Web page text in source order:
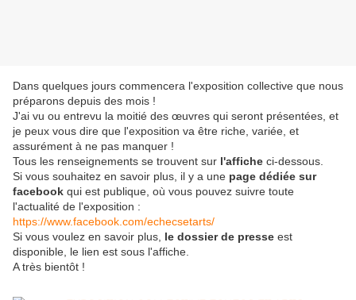
Dans quelques jours commencera l'exposition collective que nous
préparons depuis des mois !
J'ai vu ou entrevu la moitié des œuvres qui seront présentées, et
je peux vous dire que l'exposition va être riche, variée, et
assurément à ne pas manquer !
Tous les renseignements se trouvent sur l'affiche ci-dessous.
Si vous souhaitez en savoir plus, il y a une page dédiée sur
facebook qui est publique, où vous pouvez suivre toute
l'actualité de l'exposition :
https://www.facebook.com/echecsetarts/
Si vous voulez en savoir plus, le dossier de presse est
disponible, le lien est sous l'affiche.
A très bientôt !